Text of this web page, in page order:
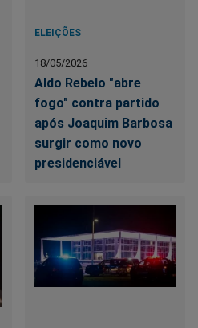
ELEIÇÕES
18/05/2026
Aldo Rebelo "abre
fogo" contra partido
após Joaquim Barbosa
surgir como novo
presidenciável